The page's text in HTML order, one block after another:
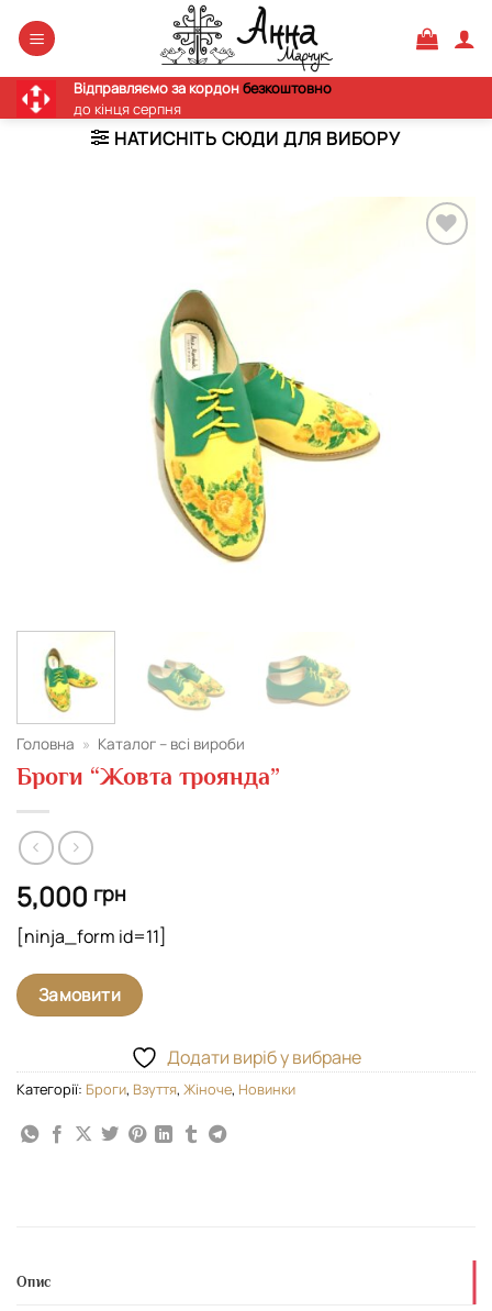
Відправляємо за кордонбезкоштовно
до кінця серпня
НАТИСНІТЬ СЮДИ ДЛЯ ВИБОРУ
Головна » Каталог – всі вироби
Броги “Жовта троянда”
5,000 грн
[ninja_form id=11]
Замовити
Додати виріб у вибране
Категорії: Броги, Взуття, Жіноче, Новинки
Опис